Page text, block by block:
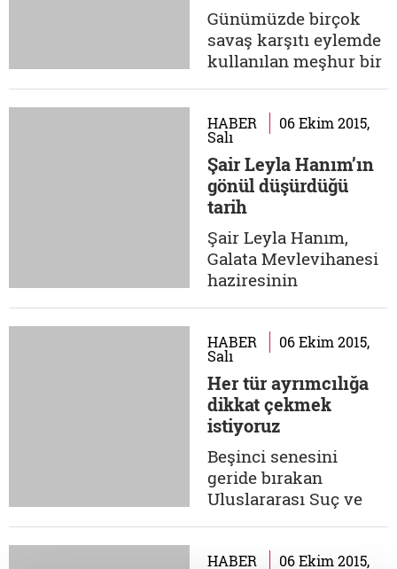
Sekansın sonunda
gördüğümüz sahne,
küçük bir gezegenin -
astronomisi iyi...
Günümüzde birçok
savaş karşıtı eylemde
kullanılan meşhur bir
1968'de çektiği bu
fotoğrafı çoğunuz
görmüşsünüzdür:
Vietnamlı polis şefi
Nguyen Ngoc Loan,
Vietkonglu esirini
kafasından vurmak
üzere tabancasını
HABER 06 Ekim 2015,
Salı
Şair Leyla Hanım’ın
gönül düşürdüğü
tarih
Şair Leyla Hanım,
Galata Mevlevihanesi
haziresinin
İbrahim Müteferrika
ve Nâyi Osman Dede
gibi el pençe divan
beklemektedir
vaktini. Sema
edemediği için
mevlevihanenin
kapısında ağladığı
söylenir. Şiiri de ömrü
gibi,...
HABER 06 Ekim 2015,
Salı
Her tür ayrımcılığa
dikkat çekmek
istiyoruz
Beşinci senesini
geride bırakan
Uluslararası Suç ve
seneki konusu
HABER 06 Ekim 2015,